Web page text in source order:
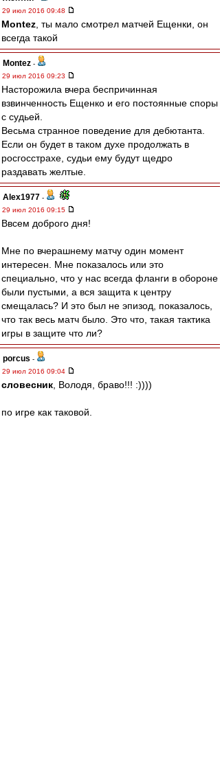
29 июл 2016 09:48
Montez , ты мало смотрел матчей Ещенки, он
всегда такой
Montez -
29 июл 2016 09:23
Насторожила вчера беспричинная
взвинченность Ещенко и его постоянные споры
с судьей.
Весьма странное поведение для дебютанта.
Если он будет в таком духе продолжать в
росгосстрахе, судьи ему будут щедро
раздавать желтые.
Alex1977 -
29 июл 2016 09:15
Ввсем доброго дня!
Мне по вчерашнему матчу один момент
интересен. Мне показалось или это
специально, что у нас всегда фланги в обороне
были пустыми, а вся защита к центру
смещалась? И это был не эпизод, показалось,
что так весь матч было. Это что, такая тактика
игры в защите что ли?
porcus -
29 июл 2016 09:04
словесник , Володя, браво!!! :))))
по игре как таковой.